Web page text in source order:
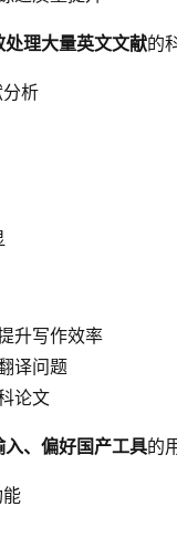
处理大量英文文献的
析
升写作效率
译问题
论文
入、偏好国产工具的
能